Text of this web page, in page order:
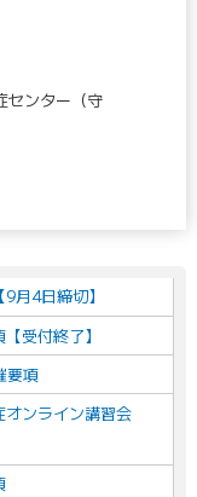
ンター（守
4日締切】
受付終了】
要項
ンライン講習会